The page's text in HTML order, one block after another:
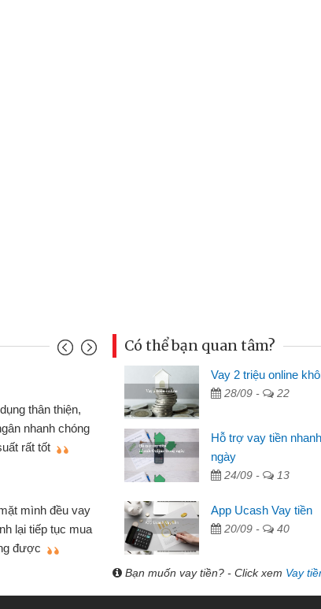
nên định cầm cố chiếc xe wave
gói vay tiền bằng CMND online
rất tiện lợi, sẽ giới thiệu cho bạn
bán nhỏ lẻ nhiều lúc cần vốn nhập
qua bạn bè giới thiệu tôi đã giải
của mình nhanh chóng
Có thể bạn quan tâm?
Vay 2 triệu online
28/09 - 22
Hỗ trợ vay tiền
ngày
24/09 - 13
App Ucash Vay tiền
20/09 - 40
Bạn muốn vay tiền? - Click xem Vay